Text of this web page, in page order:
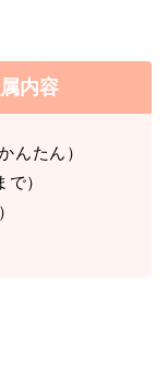
内容
んたん）
）